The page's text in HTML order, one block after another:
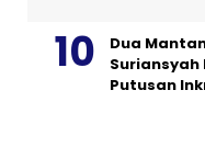
Dua
Suriansyah
Putusan